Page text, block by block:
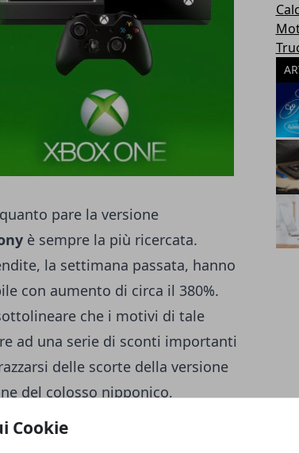
Cookie
pare la versione
è sempre la più ricercata.
la settimana passata, hanno
con aumento di circa il 380%.
che i motivi di tale
ad una serie di sconti importanti
delle scorte della versione
del colosso nipponico,
della nuova PS4 Slim e PS4
in rete da MCV e GFK